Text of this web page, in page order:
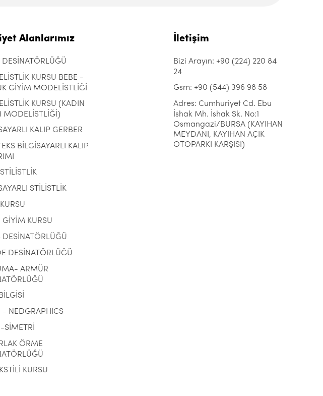
Alanlarımız
DESİNATÖRLÜĞÜ
KURSU BEBE -
GİYİM MODELİSTLİĞİ
KURSU (KADIN
MODELİSTLİĞİ)
KALIP GERBER
BİLGİSAYARLI KALIP
STİLİSTLİK
GİYİM KURSU
DESİNATÖRLÜĞÜ
DESİNATÖRLÜĞÜ
ARMÜR
- NEDGRAPHICS
SİMETRİ
ÖRME
KURSU
İletişim
Bizi Arayın: +90 (224) 220 84
24
Gsm: +90 (544) 396 98 58
Adres: Cumhuriyet Cd. Ebu
İshak Mh. İshak Sk. No:1
Osmangazi/BURSA (KAYIHAN
MEYDANI, KAYIHAN AÇIK
OTOPARKI KARŞISI)